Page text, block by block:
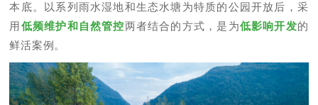
本底。以系列雨水湿地和生态水塘为特质的公园开放后，采
用 低频维护和自然管控两者结合的方式，是为低影响开发的
鲜活案例。